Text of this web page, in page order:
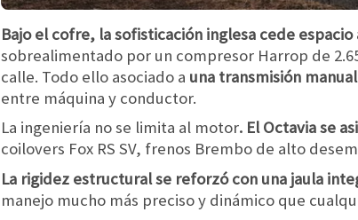
Bajo el cofre, la sofisticación inglesa cede
sobrealimentado por un compresor Harrop de
calle. Todo ello asociado a una transmisión
entre máquina y conductor.
La ingeniería no se limita al motor. El Octavia se
coilovers Fox RS SV, frenos Brembo de alto
La rigidez estructural se reforzó con una jaula
manejo mucho más preciso y dinámico que